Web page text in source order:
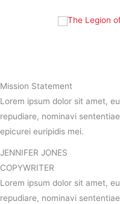
Mission Statement
Lorem ipsum dolor sit amet,
repudiare, nominavi
epicurei euripidis mei.
JENNIFER JONES
COPYWRITER
Lorem ipsum dolor sit amet,
repudiare, nominavi